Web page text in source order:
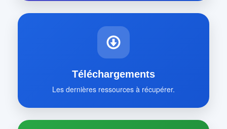
Téléchargements
Les dernières ressources à récupérer.